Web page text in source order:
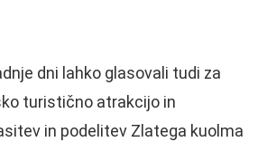
dni lahko glasovali tudi za
turistično atrakcijo in
in podelitev Zlatega kuolma